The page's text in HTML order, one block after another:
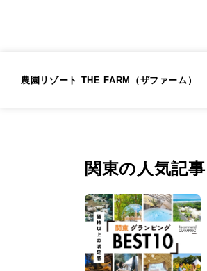
農園リゾート THE FARM（ザファーム）
関東の人気記事